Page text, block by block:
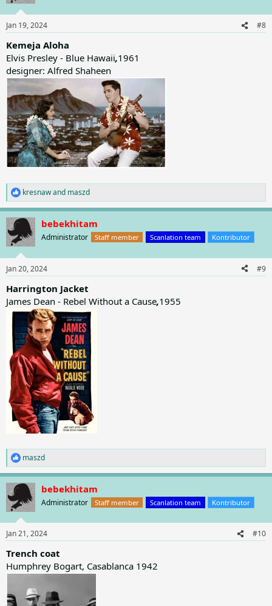
Jan 19, 2024 #8
Kemeja Aloha
Elvis Presley - Blue Hawaii,1961
designer: Alfred Shaheen
R
e
a
c
t
i
s
:
kresnawand maszd
bebekhitam
Administrator Staff member Scanlation team Kontributor
Jan 20, 2024 #9
Harrington Jacket
James Dean - Rebel Without a Cause,1955
R
e
a
c
t
i
s
:
maszd
bebekhitam
Administrator Staff member Scanlation team Kontributor
Jan 21, 2024 #10
Trench coat
Humphrey Bogart, Casablanca 1942